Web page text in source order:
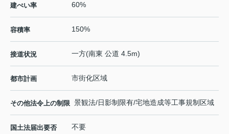
建ぺい率 60%
容積率 150%
接道状況 一方(南東 公道 4.5m)
都市計画 市街化区域
その他法令上の制限 景観法/日影制限有/宅地造成等工事規制区域
国土法届出要否 不要